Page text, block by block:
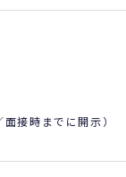
接時までに開示）